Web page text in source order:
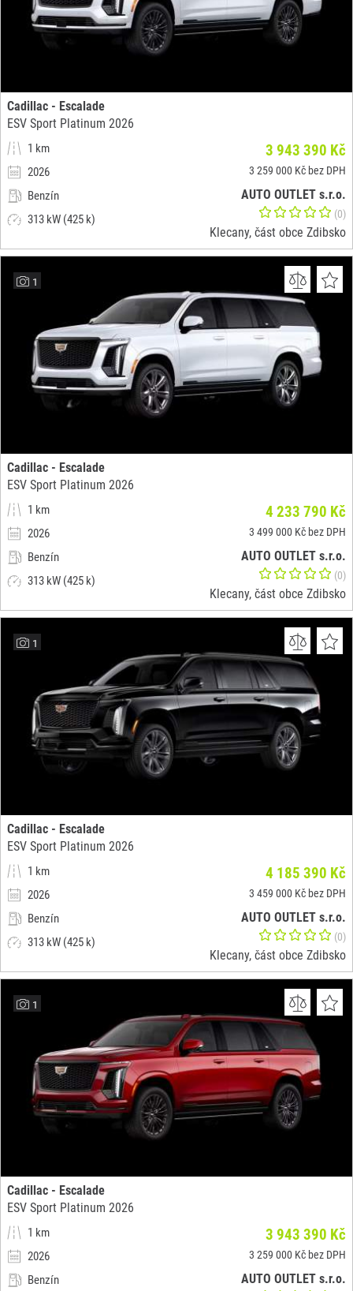
Cadillac - Escalade
ESV Sport Platinum 2026
1 km
2026
Benzín
313 kW (425 k)
3 943 390 Kč
3 259 000 Kč bez DPH
AUTO OUTLET s.r.o.
(0)
Klecany, část obce Zdibsko
1
Cadillac - Escalade
ESV Sport Platinum 2026
1 km
2026
Benzín
313 kW (425 k)
4 233 790 Kč
3 499 000 Kč bez DPH
AUTO OUTLET s.r.o.
(0)
Klecany, část obce Zdibsko
1
Cadillac - Escalade
ESV Sport Platinum 2026
1 km
2026
Benzín
313 kW (425 k)
4 185 390 Kč
3 459 000 Kč bez DPH
AUTO OUTLET s.r.o.
(0)
Klecany, část obce Zdibsko
1
Cadillac - Escalade
ESV Sport Platinum 2026
1 km
2026
Benzín
3 943 390 Kč
3 259 000 Kč bez DPH
AUTO OUTLET s.r.o.